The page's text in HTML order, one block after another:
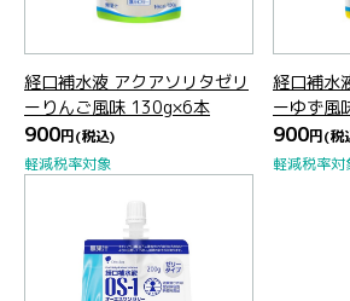
経口補水液 アクアソリタゼリ
ーりんご風味 130g×6本
900円(税込)
軽減税率対象
経口補水
ーゆず風
900円(税
軽減税率対